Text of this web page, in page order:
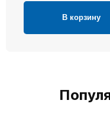
В корзину